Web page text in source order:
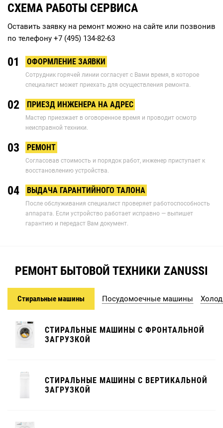
СХЕМА РАБОТЫ СЕРВИСА
Оставить заявку на ремонт можно на сайте или позвонив
по телефону +7 (495) 134-82-63
01 ОФОРМЛЕНИЕ ЗАЯВКИ
Сотрудник горячей линии согласует с Вами время, в которое
специалист может приехать для осуществления ремонта.
02 ПРИЕЗД ИНЖЕНЕРА НА АДРЕС
Мастер приезжает в оговоренное время и проводит осмотр
неисправной техники.
03 РЕМОНТ
Согласовав стоимость и порядок работ, инженер приступает к
восстановлению устройства.
04 ВЫДАЧА ГАРАНТИЙНОГО ТАЛОНА
После обслуживания специалист проверяет работоспособность
аппарата. Если устройство работает исправно — выпишет
гарантию и передаст Вам документ.
РЕМОНТ БЫТОВОЙ ТЕХНИКИ ZANUSSI
Стиральные машины Посудомоечные машины
СТИРАЛЬНЫЕ МАШИНЫ С ФРОНТАЛЬНОЙ
ЗАГРУЗКОЙ
СТИРАЛЬНЫЕ МАШИНЫ С ВЕРТИКАЛЬНОЙ
ЗАГРУЗКОЙ